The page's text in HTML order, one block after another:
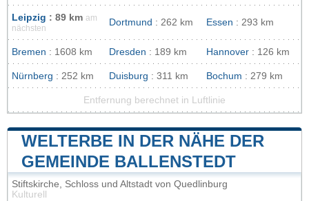
Leipzig : 89 km am
nächsten
Dortmund : 262 km Essen : 293 km
Bremen : 1608 km Dresden : 189 km Hannover : 126 km
Nürnberg : 252 km Duisburg : 311 km Bochum : 279 km
Entfernung berechnet in Luftlinie
WELTERBE IN DER NÄHE DER
GEMEINDE BALLENSTEDT
Stiftskirche, Schloss und Altstadt von Quedlinburg
Kulturell